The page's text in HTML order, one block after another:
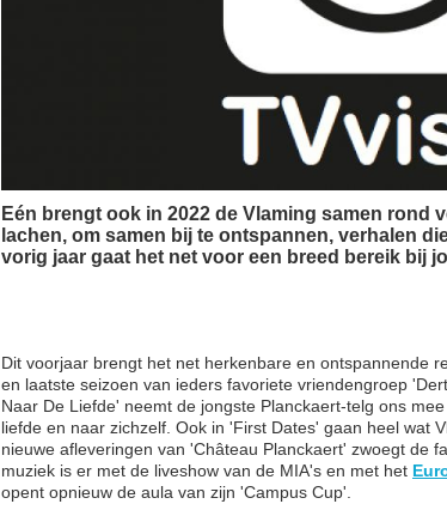
Eén brengt ook in 2022 de Vlaming samen rond
lachen, om samen bij te ontspannen, verhalen
vorig jaar gaat het net voor een breed bereik bij
Dit voorjaar brengt het net herkenbare en ontspannende
en laatste seizoen van ieders favoriete vriendengroep
Naar De Liefde' neemt de jongste Planckaert-telg ons
liefde en naar zichzelf. Ook in 'First Dates' gaan heel wat
nieuwe afleveringen van 'Château Planckaert' zwoegt de
muziek is er met de liveshow van de MIA's en met het
opent opnieuw de aula van zijn 'Campus Cup'.